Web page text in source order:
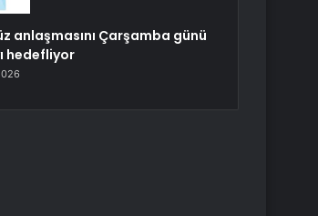
anlaşmasını Çarşamba günü
hedefliyor